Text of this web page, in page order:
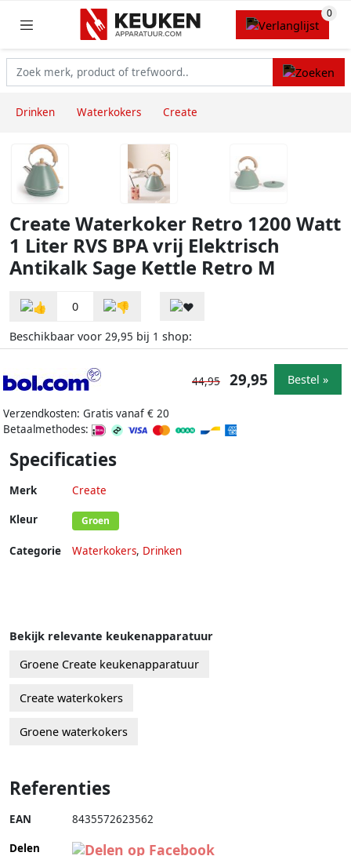
Drinken Waterkokers Create
Create Waterkoker Retro 1200 Watt
1 Liter RVS BPA vrij Elektrisch
Antikalk Sage Kettle Retro M
0
Beschikbaar voor 29,95 bij 1 shop:
Verzendkosten: Gratis vanaf € 20
Betaalmethodes:
44,95 29,95 Bestel »
Specificaties
Merk Create
Kleur Groen
Categorie Waterkokers, Drinken
Bekijk relevante keukenapparatuur
Groene Create keukenapparatuur
Create waterkokers
Groene waterkokers
Referenties
EAN 8435572623562
Delen